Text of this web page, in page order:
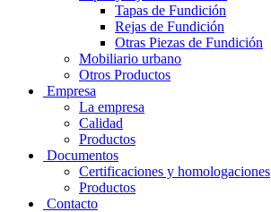
Tapas de Fundición
Rejas de Fundición
Otras Piezas de Fundición
Mobiliario urbano
Otros Productos
Empresa
La empresa
Calidad
Productos
Documentos
Certificaciones y homologaciones
Productos
Contacto